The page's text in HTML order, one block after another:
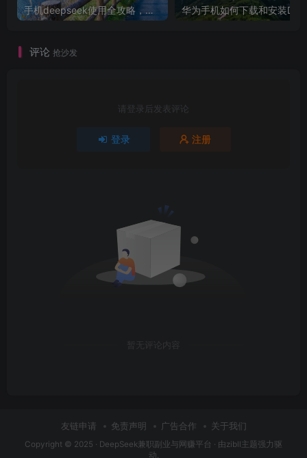
手机deepseek使用全攻略，轻松实现画图与炒股功能
评论 抢沙发
请登录后发表评论
登录 注册
暂无评论内容
友链申请 免责声明 广告合作 关于我们
Copyright © 2025 · DeepSeek兼职副业与网赚平台 · 由zibll主题强力驱
动.